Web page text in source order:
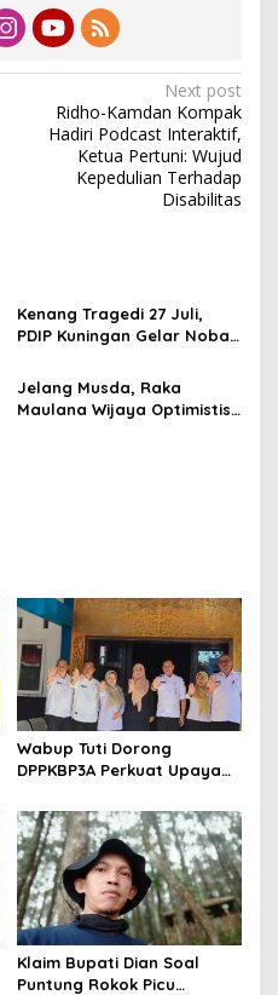
Next post
Ridho-Kamdan Kompak
Hadiri Podcast Interaktif,
Ketua Pertuni: Wujud
Kepedulian Terhadap
Disabilitas
Kenang Tragedi 27 Juli,
PDIP Kuningan Gelar Nobar
Jelang Musda, Raka
Maulana Wijaya Optimistis
Wabup Tuti Dorong
DPPKBP3A Perkuat Upaya
Tingkatkan Kesejahteraan
Keluarga
Klaim Bupati Dian Soal
Puntung Rokok Picu